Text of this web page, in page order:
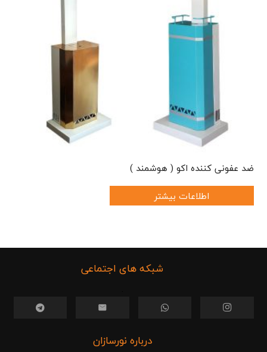
ضد عفونی کننده اکو ( هوشمند )
اطلاعات بیشتر
شبکه های اجتماعی
درباره نورسازان